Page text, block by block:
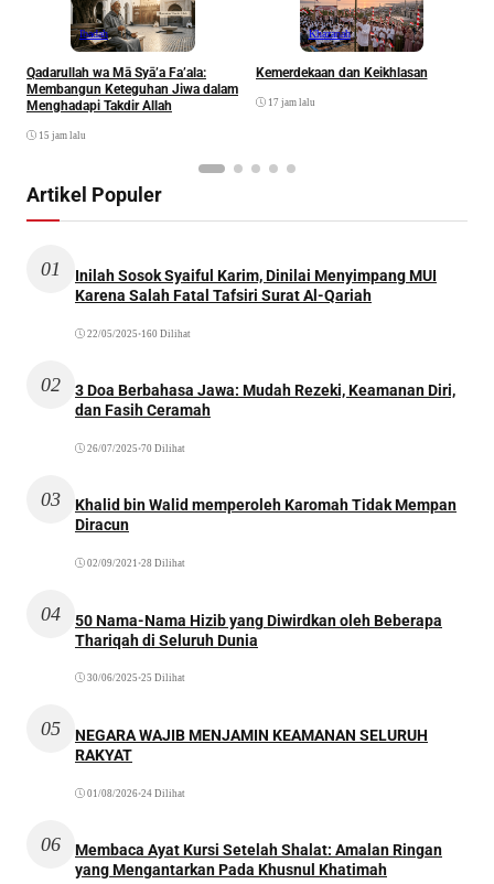
Ibadah
Qadarullah wa Mā Syā’a Fa’ala:
Membangun Keteguhan Jiwa dalam
Menghadapi Takdir Allah
15 jam lalu
Khazanah
Kemerdekaan dan Keikhlasan
17 jam lalu
Artikel Populer
01
Inilah Sosok Syaiful Karim, Dinilai Menyimpang MUI
Karena Salah Fatal Tafsiri Surat Al-Qariah
22/05/2025 •160 Dilihat
02
3 Doa Berbahasa Jawa: Mudah Rezeki, Keamanan Diri,
dan Fasih Ceramah
26/07/2025 •70 Dilihat
03
Khalid bin Walid memperoleh Karomah Tidak Mempan
Diracun
02/09/2021 •28 Dilihat
04
50 Nama-Nama Hizib yang Diwirdkan oleh Beberapa
Thariqah di Seluruh Dunia
30/06/2025 •25 Dilihat
05
NEGARA WAJIB MENJAMIN KEAMANAN SELURUH
RAKYAT
01/08/2026•24 Dilihat
06
Membaca Ayat Kursi Setelah Shalat: Amalan Ringan
yang Mengantarkan Pada Khusnul Khatimah